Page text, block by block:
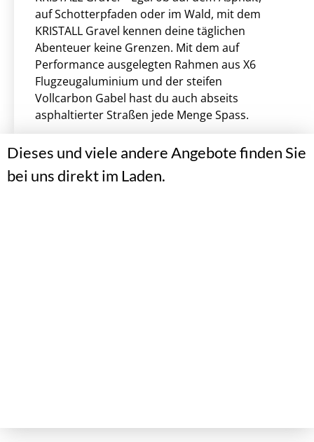
auf Schotterpfaden oder im Wald, mit dem
KRISTALL Gravel kennen deine täglichen
Abenteuer keine Grenzen. Mit dem auf
Performance ausgelegten Rahmen aus X6
Flugzeugaluminium und der steifen
Vollcarbon Gabel hast du auch abseits
asphaltierter Straßen jede Menge Spass.
Dieses und viele andere Angebote finden Sie
bei uns direkt im Laden.